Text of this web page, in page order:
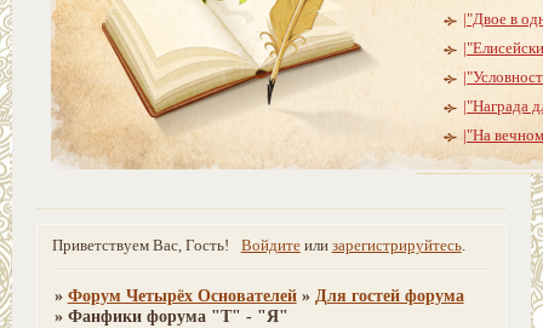
|"Двое в
|"Награда
|"На
Приветствуем Вас, Гость! Войдитеили зарегистрируйтесь.
» Форум Четырёх Основателей » Для гостей форума
» Фанфики форума "Т" - "Я"